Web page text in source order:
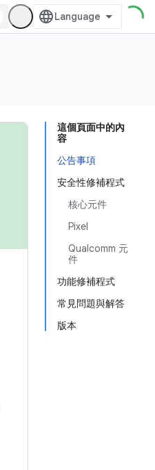
這個頁面中的內
容
公告事項
安全性修補程式
核心元件
Pixel
Qualcomm 元
件
功能修補程式
常見問題與解答
版本